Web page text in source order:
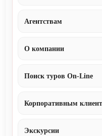
Агентствам
О компании
Поиск туров On-Line
Корпоративным
Экскурсии